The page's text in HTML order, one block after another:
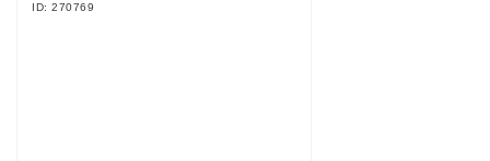
ID: 270769